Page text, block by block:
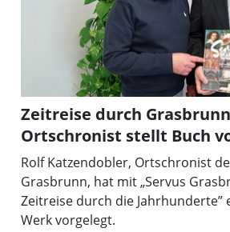
Zeitreise durch
Ortschronist stellt Buch
Rolf Katzendobler, Ortschronist
Grasbrunn, hat mit „Servus
Zeitreise durch die Jahrhunderte”
Werk vorgelegt.